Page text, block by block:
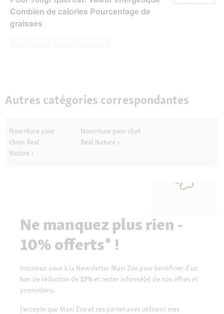
Combien de calories Pourcentage de
graisses
Autres catégories correspondantes
Nourriture pour
chien Real
Nature
Nourriture pour chat
Real Nature
Ne manquez plus rien -
10% offerts* !
Inscrivez-vous à la Newsletter Maxi Zoo pour bénéficier d’un
bon de réduction de 10% et rester informé(e) de nos offres et
promotions.
J’accepte que Maxi Zoo et ses partenaires utilisent mes